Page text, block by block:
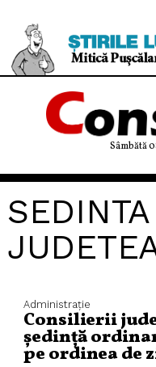
Sâmbătă
Administraţie
Consilierii
ședință
pe ordinea de